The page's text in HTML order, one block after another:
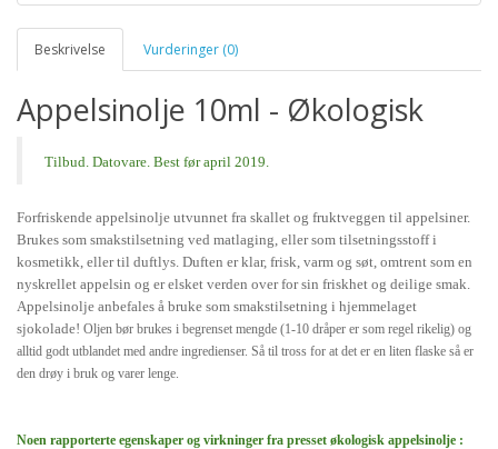
Beskrivelse Vurderinger (0)
Appelsinolje 10ml - Økologisk
Tilbud. Datovare. Best før april 2019.
Forfriskende appelsinolje utvunnet fra skallet og fruktveggen til appelsiner.
Brukes som smakstilsetning ved matlaging, eller som tilsetningsstoff i
kosmetikk, eller til duftlys. Duften er klar, frisk, varm og søt, omtrent som en
nyskrellet appelsin og er elsket verden over for sin friskhet og deilige smak.
Appelsinolje anbefales å bruke som smakstilsetning i hjemmelaget
sjokolade! Oljen bør brukes i begrenset mengde (1-10 dråper er som regel rikelig) og
alltid godt utblandet med andre ingredienser. Så til tross for at det er en liten flaske så er
den drøy i bruk og varer lenge.
Noen rapporterte egenskaper og virkninger fra presset økologisk appelsinolje :